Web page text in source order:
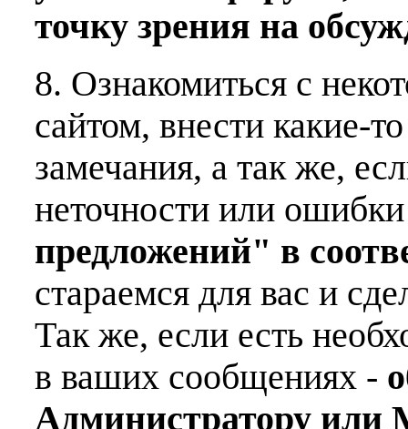
точку зрения на
8. Ознакомиться с
сайтом, внести какие-
замечания, а так же,
неточности или
предложений" в
стараемся для вас и
Так же, если есть
в ваших сообщениях -
Администратору или